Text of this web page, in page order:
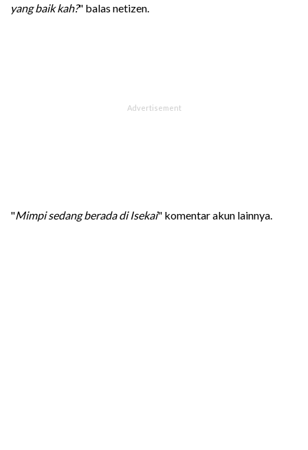
yang baik kah?" balas netizen.
"Mimpi sedang berada di Isekai" komentar akun lainnya.